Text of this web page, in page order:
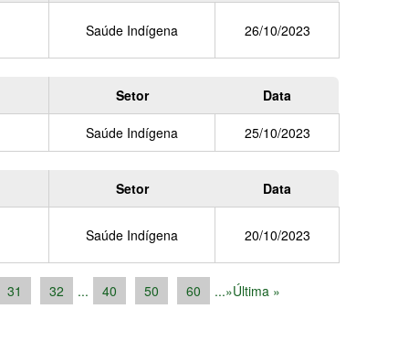
Saúde Indígena 26/10/2023
Setor Data
Saúde Indígena 25/10/2023
Setor Data
Saúde Indígena 20/10/2023
31 32 ... 40 50 60 ...»Última »